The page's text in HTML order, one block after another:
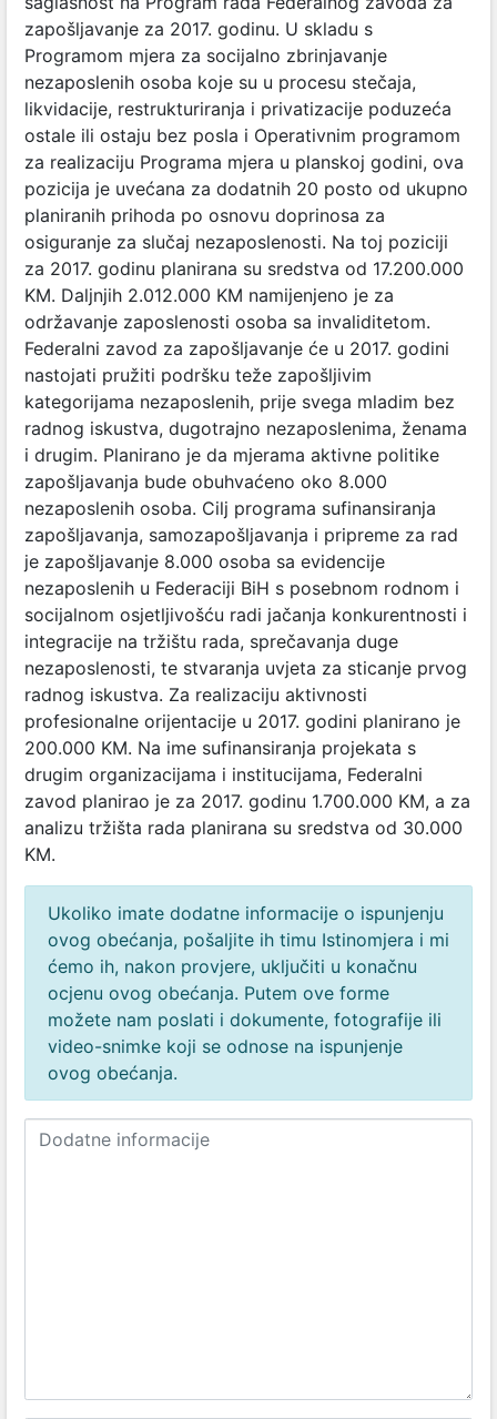
zapošljavanje za 2017. godinu. U skladu s
Programom mjera za socijalno zbrinjavanje
nezaposlenih osoba koje su u procesu stečaja,
likvidacije, restrukturiranja i privatizacije poduzeća
ostale ili ostaju bez posla i Operativnim programom
za realizaciju Programa mjera u planskoj godini, ova
pozicija je uvećana za dodatnih 20 posto od ukupno
planiranih prihoda po osnovu doprinosa za
osiguranje za slučaj nezaposlenosti. Na toj poziciji
za 2017. godinu planirana su sredstva od 17.200.000
KM. Daljnjih 2.012.000 KM namijenjeno je za
održavanje zaposlenosti osoba sa invaliditetom.
Federalni zavod za zapošljavanje će u 2017. godini
nastojati pružiti podršku teže zapošljivim
kategorijama nezaposlenih, prije svega mladim bez
radnog iskustva, dugotrajno nezaposlenima, ženama
i drugim. Planirano je da mjerama aktivne politike
zapošljavanja bude obuhvaćeno oko 8.000
nezaposlenih osoba. Cilj programa sufinansiranja
zapošljavanja, samozapošljavanja i pripreme za rad
je zapošljavanje 8.000 osoba sa evidencije
nezaposlenih u Federaciji BiH s posebnom rodnom i
socijalnom osjetljivošću radi jačanja konkurentnosti i
integracije na tržištu rada, sprečavanja duge
nezaposlenosti, te stvaranja uvjeta za sticanje prvog
radnog iskustva. Za realizaciju aktivnosti
profesionalne orijentacije u 2017. godini planirano je
200.000 KM. Na ime sufinansiranja projekata s
drugim organizacijama i institucijama, Federalni
zavod planirao je za 2017. godinu 1.700.000 KM, a za
analizu tržišta rada planirana su sredstva od 30.000
KM.
Ukoliko imate dodatne informacije o ispunjenju
ovog obećanja, pošaljite ih timu Istinomjera i mi
ćemo ih, nakon provjere, uključiti u konačnu
ocjenu ovog obećanja. Putem ove forme
možete nam poslati i dokumente, fotografije ili
video-snimke koji se odnose na ispunjenje
ovog obećanja.